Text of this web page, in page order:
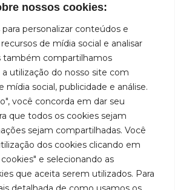
nossos cookies:
personalizar conteúdos e
de mídia social e analisar
também compartilhamos
utilização do nosso site com
mídia social, publicidade e análise.
você concorda em dar seu
que todos os cookies sejam
sejam compartilhadas. Você
dos cookies clicando em
e selecionando as
que aceita serem utilizados. Para
Localização
Rua
Tiradentes,
931 – Anexo
Franchini,
50/96
Bairro: Santa
Terezinha
Fale
Conosco
SAC: 0800
019 5050
Redes
Facebook
LinkedIn
Instagram